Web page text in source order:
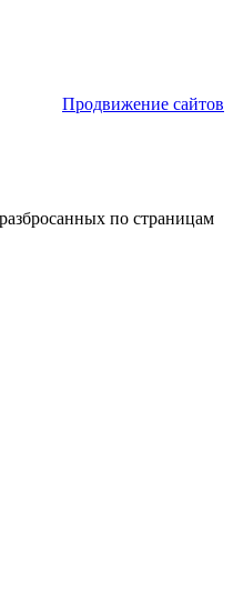
Продвижение сайтов
по страницам